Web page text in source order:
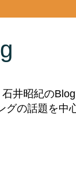
井昭紀の
の話題を中